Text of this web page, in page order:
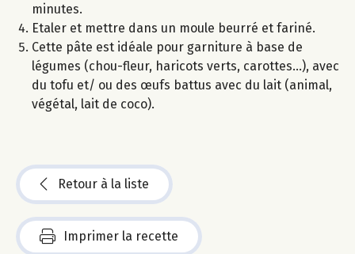
minutes.
Etaler et mettre dans un moule beurré et fariné.
Cette pâte est idéale pour garniture à base de
légumes (chou-fleur, haricots verts, carottes...), avec
du tofu et/ ou des œufs battus avec du lait (animal,
végétal, lait de coco).
Retour à la liste
Imprimer la recette